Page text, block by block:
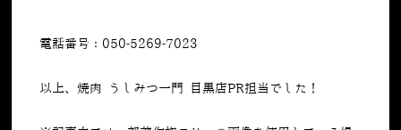
電話番号：050-5269-7023
以上、焼肉 うしみつ一門 目黒店PR担当でした！